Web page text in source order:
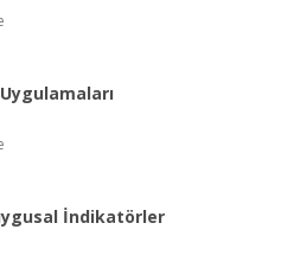
İndikatörler